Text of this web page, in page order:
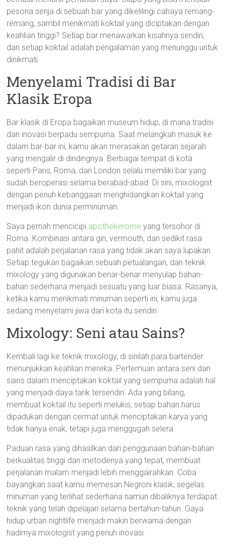
pesona senja di sebuah bar yang dikelilingi cahaya remang-
remang, sambil menikmati koktail yang diciptakan dengan
keahlian tinggi? Setiap bar menawarkan kisahnya sendiri,
dan setiap koktail adalah pengalaman yang menunggu untuk
dinikmati.
Menyelami Tradisi di Bar
Klasik Eropa
Bar klasik di Eropa bagaikan museum hidup, di mana tradisi
dan inovasi berpadu sempurna. Saat melangkah masuk ke
dalam bar-bar ini, kamu akan merasakan getaran sejarah
yang mengalir di dindingnya. Berbagai tempat di kota
seperti Paris, Roma, dan London selalu memiliki bar yang
sudah beroperasi selama berabad-abad. Di sini, mixologist
dengan penuh kebanggaan menghidangkan koktail yang
menjadi ikon dunia perminuman.
Saya pernah mencicipi apothekerome yang tersohor di
Roma. Kombinasi antara gin, vermouth, dan sedikit rasa
pahit adalah perjalanan rasa yang tidak akan saya lupakan.
Setiap tegukan bagaikan sebuah petualangan, dan teknik
mixology yang digunakan benar-benar menyulap bahan-
bahan sederhana menjadi sesuatu yang luar biasa. Rasanya,
ketika kamu menikmati minuman seperti ini, kamu juga
sedang menyelami jiwa dari kota itu sendiri.
Mixology: Seni atau Sains?
Kembali lagi ke teknik mixology, di sinilah para bartender
menunjukkan keahlian mereka. Pertemuan antara seni dan
sains dalam menciptakan koktail yang sempurna adalah hal
yang menjadi daya tarik tersendiri. Ada yang bilang,
membuat koktail itu seperti melukis, setiap bahan harus
dipadukan dengan cermat untuk menciptakan karya yang
tidak hanya enak, tetapi juga menggugah selera.
Paduan rasa yang dihasilkan dari penggunaan bahan-bahan
berkualitas tinggi dan metodenya yang tepat, membuat
perjalanan malam menjadi lebih menggairahkan. Coba
bayangkan saat kamu memesan Negroni klasik; segelas
minuman yang terlihat sederhana namun dibaliknya terdapat
teknik yang telah dipelajari selama bertahun-tahun. Gaya
hidup urban nightlife menjadi makin berwarna dengan
hadirnya mixologist yang penuh inovasi.